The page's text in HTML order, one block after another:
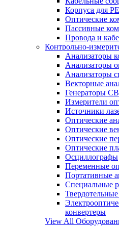
Корпуса для
Оптические
Пассивные
Провода и
Контрольно-
Анализаторы
Анализаторы
Анализаторы
Векторные
Генераторы
Измерители
Источники
Оптические
Оптические
Оптические
Оптические
Осциллографы
Переменные
Портативные
Специальные
конвертеры
View All